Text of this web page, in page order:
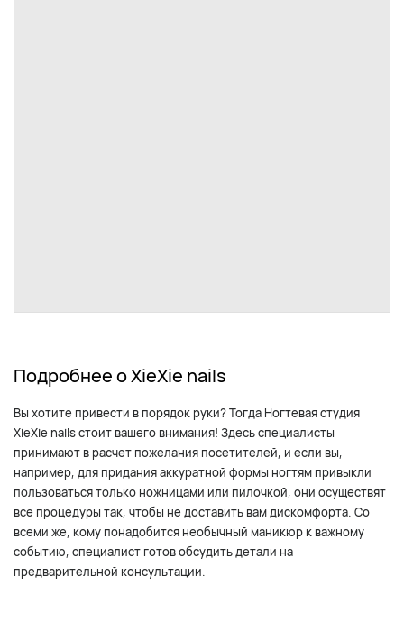
Подробнее о XieXie nails
Вы хотите привести в порядок руки? Тогда Ногтевая студия
XieXie nails стоит вашего внимания! Здесь специалисты
принимают в расчет пожелания посетителей, и если вы,
например, для придания аккуратной формы ногтям привыкли
пользоваться только ножницами или пилочкой, они осуществят
все процедуры так, чтобы не доставить вам дискомфорта. Со
всеми же, кому понадобится необычный маникюр к важному
событию, специалист готов обсудить детали на
предварительной консультации.